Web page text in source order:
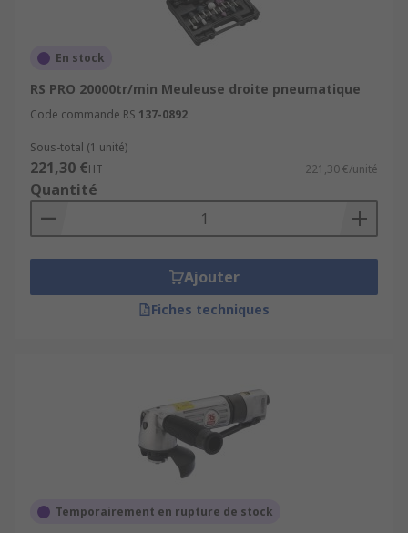
En stock
RS PRO 20000tr/min Meuleuse droite pneumatique
Code commande RS 137-0892
Sous-total (1 unité)
221,30 €HT 221,30 €/unité
Quantité
Ajouter
Fiches techniques
Temporairement en rupture de stock